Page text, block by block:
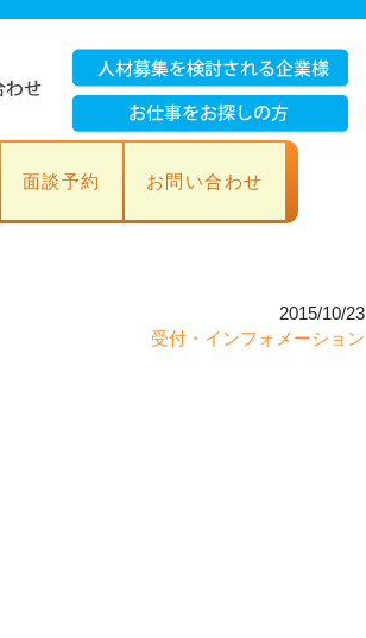
面談予約 お問い合わせ
2015/10/23
受付・インフォメーション